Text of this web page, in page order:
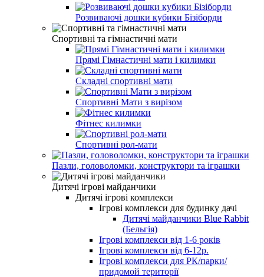
Розвиваючі дошки кубики Бізіборди
Спортивні та гімнастичні мати
Прямі Гімнастичні мати і килимки
Складні спортивні мати
Спортивні Мати з вирізом
Фітнес килимки
Спортивні рол-мати
Пазли, головоломки, конструктори та іграшки
Дитячі ігрові майданчики
Дитячі ігрові комплекси
Ігрові комплекси для будинку дачі
Дитячі майданчики Blue Rabbit
(Бельгія)
Ігрові комплекси від 1-6 років
Ігрові комплекси від 6-12р.
Ігрові комплекси для РК/парки/
придомой території